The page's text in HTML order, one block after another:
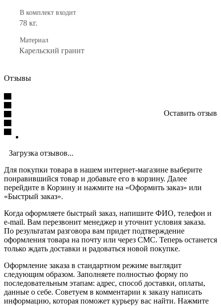
В комплект входит
78 кг.
Материал
Карельский гранит
Отзывы
Оставить отзыв
Загрузка отзывов...
Для покупки товара в нашем интернет-магазине выберите
понравившийся товар и добавьте его в корзину. Далее
перейдите в Корзину и нажмите на «Оформить заказ» или
«Быстрый заказ».
Когда оформляете быстрый заказ, напишите ФИО, телефон и
e-mail. Вам перезвонит менеджер и уточнит условия заказа.
По результатам разговора вам придет подтверждение
оформления товара на почту или через СМС. Теперь останется
только ждать доставки и радоваться новой покупке.
Оформление заказа в стандартном режиме выглядит
следующим образом. Заполняете полностью форму по
последовательным этапам: адрес, способ доставки, оплаты,
данные о себе. Советуем в комментарии к заказу написать
информацию, которая поможет курьеру вас найти. Нажмите